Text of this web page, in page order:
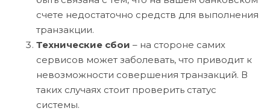
счете недостаточно средств для выполнения
транзакции.
Технические сбои – на стороне самих
сервисов может заболевать, что приводит к
невозможности совершения транзакций. В
таких случаях стоит проверить статус
системы.